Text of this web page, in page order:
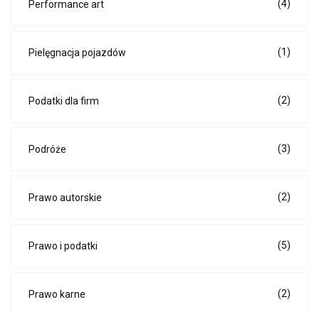
Performance art (4)
Pielęgnacja pojazdów (1)
Podatki dla firm (2)
Podróże (3)
Prawo autorskie (2)
Prawo i podatki (5)
Prawo karne (2)